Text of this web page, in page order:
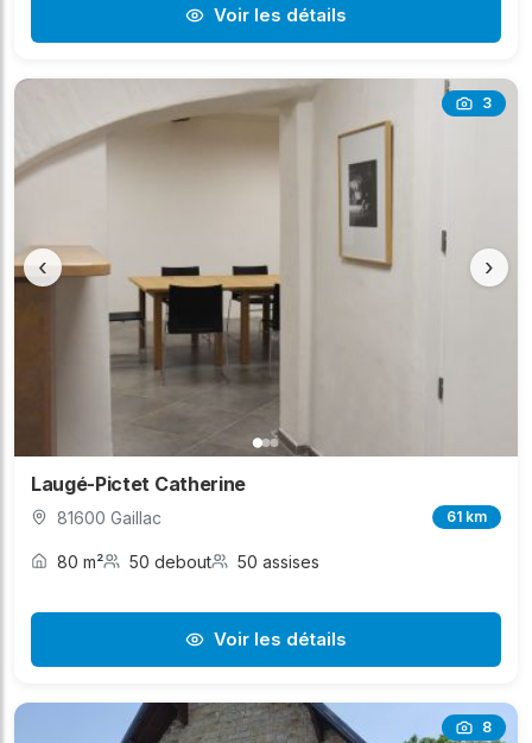
Voir les détails
3
‹ ›
Laugé-Pictet Catherine
81600 Gaillac 61 km
80 m² 50 debout 50 assises
Voir les détails
8